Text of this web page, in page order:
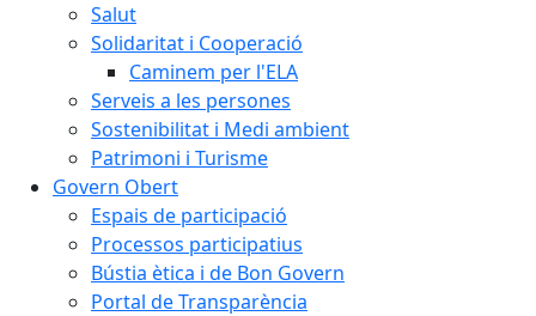
Salut
Solidaritat i Cooperació
Caminem per l'ELA
Serveis a les persones
Sostenibilitat i Medi ambient
Patrimoni i Turisme
Govern Obert
Espais de participació
Processos participatius
Bústia ètica i de Bon Govern
Portal de Transparència